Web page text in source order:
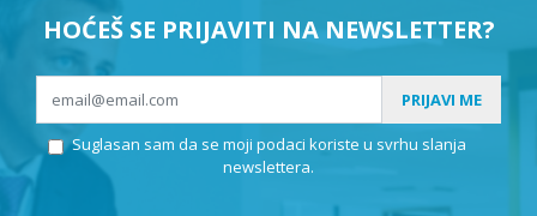
HOĆEŠ SE PRIJAVITI NA NEWSLETTER?
PRIJAVI ME
Suglasan sam da se moji podaci koriste u svrhu slanja
newslettera.